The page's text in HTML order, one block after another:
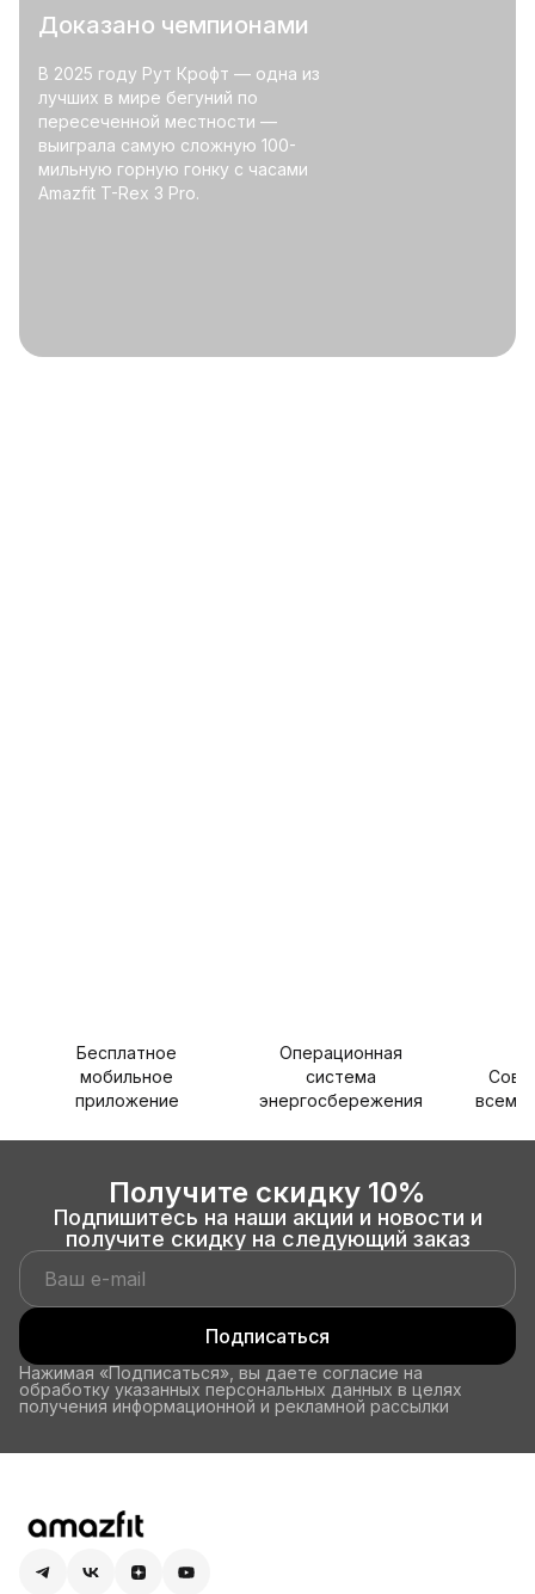
Доказано чемпионами
В 2025 году Рут Крофт — одна из
лучших в мире бегуний по
пересеченной местности —
выиграла самую сложную 100-
мильную горную гонку с часами
Amazfit T-Rex 3 Pro.
Бесплатное
мобильное
приложение
Операционная
система
энергосбережения
всеми
Получите скидку 10%
Подпишитесь на наши акции и новости и
получите скидку на следующий заказ
Подписаться
Нажимая «Подписаться», вы даете согласие на
обработку указанных персональных данных в целях
получения информационной и рекламной рассылки